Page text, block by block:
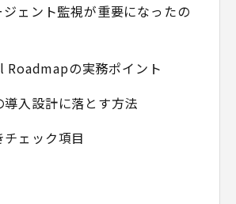
ェント監視が重要になったの
の実務ポイント
入設計に落とす方法
ェック項目